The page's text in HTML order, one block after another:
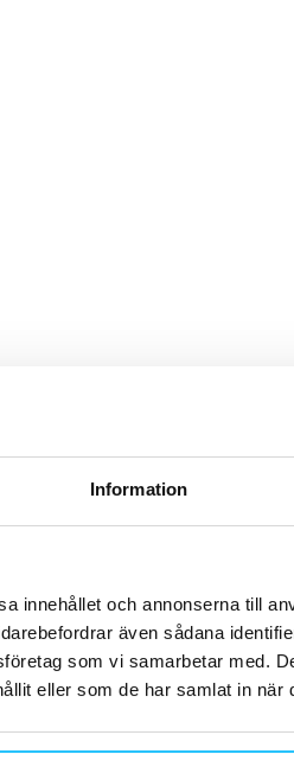
Information
innehållet och annonserna till
även sådana
som vi samarbetar med.
eller som de har samlat in när
åtråvärda priser. Bland annat
LES MILLS SMART TECH™och
2022.